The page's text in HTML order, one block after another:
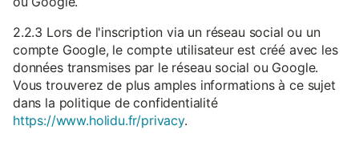
2.2.3 Lors de l'inscription via un réseau social ou un
compte Google, le compte utilisateur est créé avec les
données transmises par le réseau social ou Google.
Vous trouverez de plus amples informations à ce sujet
dans la politique de confidentialité
https://www.holidu.fr/privacy.